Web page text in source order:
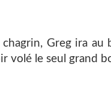
Greg ira au
volé le seul grand